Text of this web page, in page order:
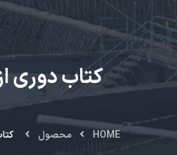
کتاب دوری
HOME محصول